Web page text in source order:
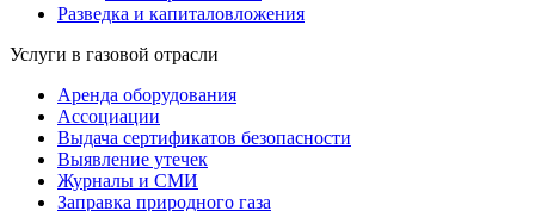
Разведка и капиталовложения
Услуги в газовой отрасли
Аренда оборудования
Ассоциации
Выдача сертификатов безопасности
Выявление утечек
Журналы и СМИ
Заправка природного газа